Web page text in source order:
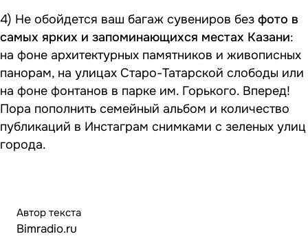
4) Не обойдется ваш багаж сувениров без фото в
самых ярких и запоминающихся местах Казани:
на фоне архитектурных памятников и живописных
панорам, на улицах Старо-Татарской слободы или
на фоне фонтанов в парке им. Горького. Вперед!
Пора пополнить семейный альбом и количество
публикаций в Инстаграм снимками с зеленых улиц
города.
Автор текста
Bimradio.ru